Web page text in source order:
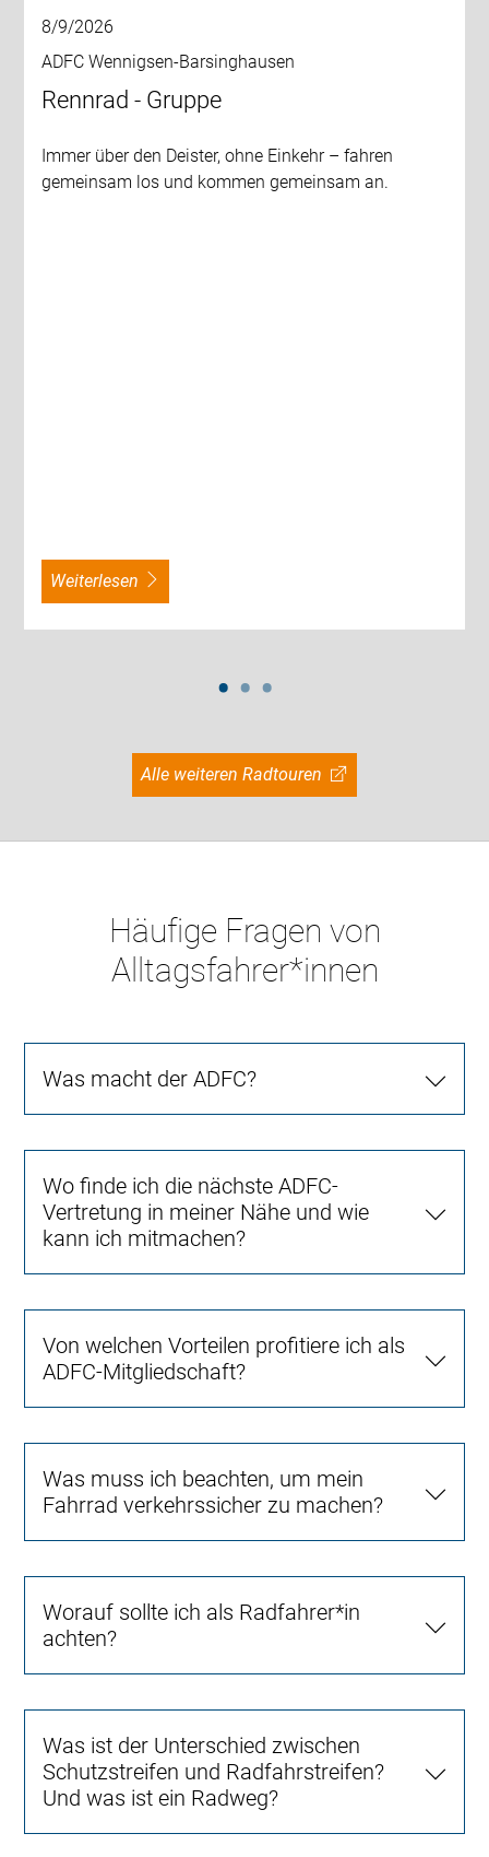
8/9/2026
ADFC Wennigsen-Barsinghausen
Rennrad - Gruppe
Immer über den Deister, ohne Einkehr – fahren
gemeinsam los und kommen gemeinsam an.
weiterlesen
Alle weiteren Radtouren
Häufige Fragen von
Alltagsfahrer*innen
Was macht der ADFC?
Wo finde ich die nächste ADFC-
Vertretung in meiner Nähe und wie
kann ich mitmachen?
Von welchen Vorteilen profitiere ich als
ADFC-Mitgliedschaft?
Was muss ich beachten, um mein
Fahrrad verkehrssicher zu machen?
Worauf sollte ich als Radfahrer*in
achten?
Was ist der Unterschied zwischen
Schutzstreifen und Radfahrstreifen?
Und was ist ein Radweg?